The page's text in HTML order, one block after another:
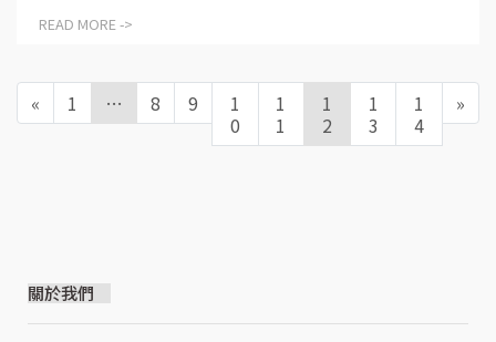
READ MORE ->
« 1 … 8 9
1
0
1
1
1
2
1
3
1
4
»
關於我們